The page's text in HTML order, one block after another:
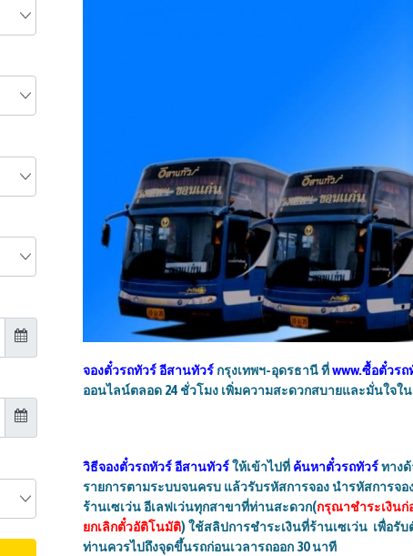
จองตั๋วรถทัวร์อีสานทัวร์กรุงเทพฯ-อุดรธานี ที่www.ซื้อตั๋วรถ
ออนไลน์ตลอด 24 ชั่วโมง เพิ่มความสะดวกสบายและมั่นใจใ
วิธีจองตั๋วรถทัวร์อีสานทัวร์ให้เข้าไปที่ ค้นหาตั๋วรถทัวร์ทางด้
รายการตามระบบจนครบ แล้วรับรหัสการจอง นำรหัสการจอ
ร้านเซเว่น อีเลฟเว่นทุกสาขาที่ท่านสะดวก(กรุณาชำระเงินก่
ยกเลิกตั๋วอัติโนมัติ) ใช้สลิปการชำระเงินที่ร้านเซเว่น เพื่อรั
ท่านควรไปถึงจุดขึ้นรถก่อนเวลารถออก 30 นาที